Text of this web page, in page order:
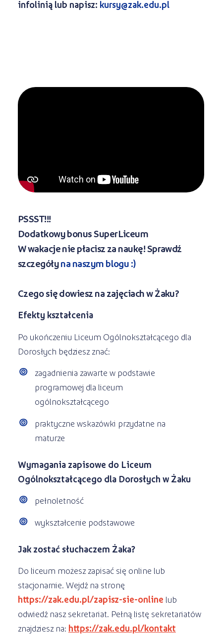
infolinią lub napisz: kursy@zak.edu.pl
PSSST!!!
Dodatkowy bonus SuperLiceum
W wakacje nie płacisz za naukę! Sprawdź
szczegółyna naszym blogu :)
Czego się dowiesz na zajęciach w Żaku?
Efekty kształcenia
Po ukończeniu Liceum Ogólnokształcącego dla
Dorosłych będziesz znać:
zagadnienia zawarte w podstawie
programowej dla liceum
ogólnokształcącego
praktyczne wskazówki przydatne na
maturze
Wymagania zapisowe do Liceum
Ogólnokształcącego dla Dorosłych w Żaku
pełnoletność
wykształcenie podstawowe
Jak zostać słuchaczem Żaka?
Do liceum możesz zapisać się online lub
stacjonarnie. Wejdź na stronę
https://zak.edu.pl/zapisz-sie-online lub
odwiedź nasz sekretariat. Pełną listę sekretariatów
znajdziesz na: https://zak.edu.pl/kontakt